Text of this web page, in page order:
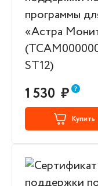
1 530 ₽
Купить